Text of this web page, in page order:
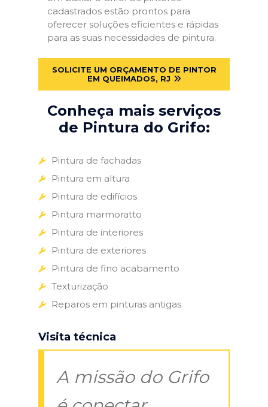
cadastrados estão prontos para
oferecer soluções eficientes e rápidas
para as suas necessidades de pintura.
SOLICITE UM ORÇAMENTO DE PINTOR
EM QUEIMADOS, RJ
Conheça mais serviços
de Pintura do Grifo:
Pintura de fachadas
Pintura em altura
Pintura de edifícios
Pintura marmoratto
Pintura de interiores
Pintura de exteriores
Pintura de fino acabamento
Texturização
Reparos em pinturas antigas
Visita técnica
A missão do Grifo